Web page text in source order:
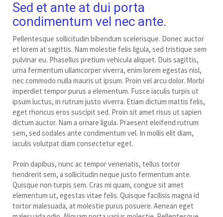
Sed et ante at dui porta
condimentum vel nec ante.
Pellentesque sollicitudin bibendum scelerisque. Donec auctor
et lorem at sagittis. Nam molestie felis ligula, sed tristique sem
pulvinar eu. Phasellus pretium vehicula aliquet. Duis sagittis,
urna fermentum ullamcorper viverra, enim lorem egestas nisl,
nec commodo nulla mauris ut ipsum. Proin vel arcu dolor. Morbi
imperdiet tempor purus a elementum. Fusce iaculis turpis ut
ipsum luctus, in rutrum justo viverra. Etiam dictum mattis felis,
eget rhoncus eros suscipit sed. Proin sit amet risus ut sapien
dictum auctor. Nam a ornare ligula. Praesent eleifend rutrum
sem, sed sodales ante condimentum vel. In mollis elit diam,
iaculis volutpat diam consectetur eget.
Proin dapibus, nunc ac tempor venenatis, tellus tortor
hendrerit sem, a sollicitudin neque justo fermentum ante.
Quisque non turpis sem. Cras mi quam, congue sit amet
elementum ut, egestas vitae felis. Quisque facilisis magna id
tortor malesuada, at molestie purus posuere. Aenean eget